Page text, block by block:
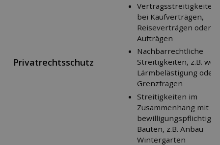
Privatrechtsschutz
Vertragsstreitigkeiten,
bei Kaufverträgen,
Reiseverträgen oder
Aufträgen
Nachbarrechtliche
Streitigkeiten, z.B.
Lärmbelästigung oder
Grenzfragen
Streitigkeiten im
Zusammenhang mit
bewilligungspﬂichtigen
Bauten, z.B. Anbau
Wintergarten